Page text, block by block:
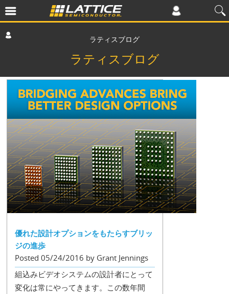
ラティスブログ
ラティスブログ
優れた設計オプションをもたらすブリッ
ジの進歩
Posted 05/24/2016 by Grant Jennings
組込みビデオシステムの設計者にとって
変化は常にやってきます。この数年間